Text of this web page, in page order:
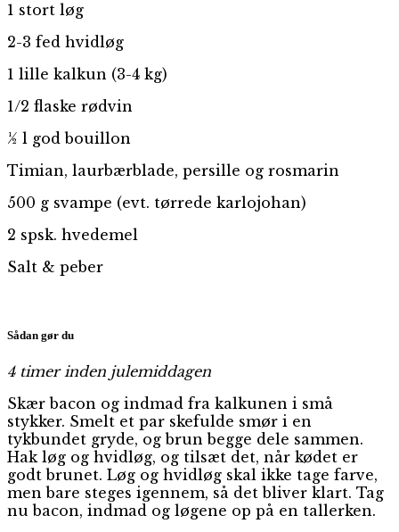
1 stort løg
2-3 fed hvidløg
1 lille kalkun (3-4 kg)
1/2 flaske rødvin
½ l god bouillon
Timian, laurbærblade, persille og rosmarin
500 g svampe (evt. tørrede karlojohan)
2 spsk. hvedemel
Salt & peber
Sådan gør du
4 timer inden julemiddagen
Skær bacon og indmad fra kalkunen i små
stykker. Smelt et par skefulde smør i en
tykbundet gryde, og brun begge dele sammen.
Hak løg og hvidløg, og tilsæt det, når kødet er
godt brunet. Løg og hvidløg skal ikke tage farve,
men bare steges igennem, så det bliver klart. Tag
nu bacon, indmad og løgene op på en tallerken.